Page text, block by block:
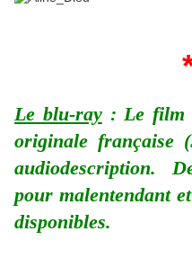
Le blu-ray: Le film
originale française
audiodescription.
pour malentendant
disponibles.